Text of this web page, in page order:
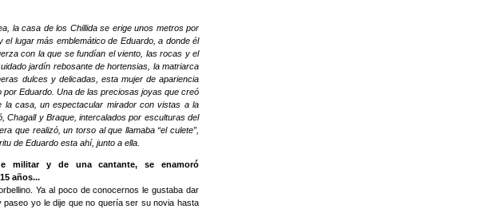
la casa de los Chillida se erige unos metros por
el lugar más emblemático de Eduardo, a donde él
con la que se fundían el viento, las rocas y el
jardín rebosante de hortensias, la matriarca
dulces y delicadas, esta mujer de apariencia
Eduardo. Una de las preciosas joyas que creó
la casa, un espectacular mirador con vistas a la
Chagall y Braque, intercalados por esculturas del
que realizó, un torso al que llamaba “el culete”,
de Eduardo esta ahí, junto a ella.
militar y de una cantante, se enamoró
años...
Ya al poco de conocernos le gustaba dar
yo le dije que no quería ser su novia hasta